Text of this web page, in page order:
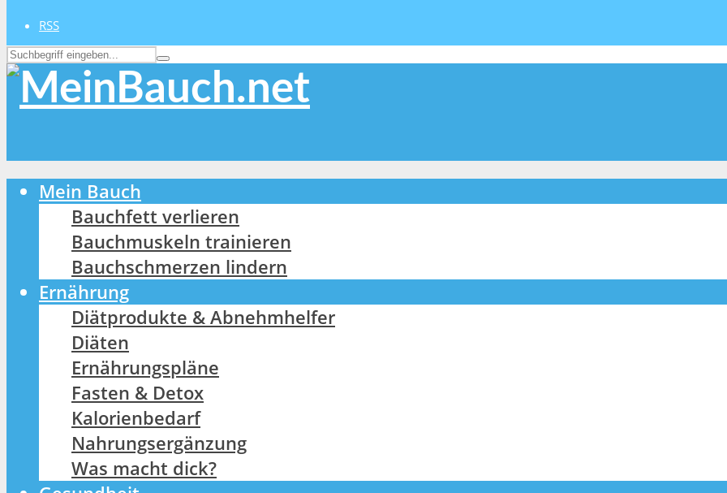
RSS
Mein Bauch
Bauchfett verlieren
Bauchmuskeln trainieren
Bauchschmerzen lindern
Ernährung
Diätprodukte & Abnehmhelfer
Diäten
Ernährungspläne
Fasten & Detox
Kalorienbedarf
Nahrungsergänzung
Was macht dick?